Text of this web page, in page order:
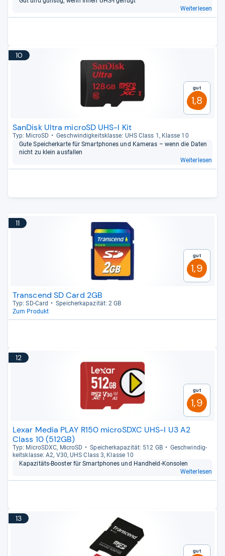
Weiterlesen
10
Gut
1,8
SanDisk Ultra microSD UHS-I Kit
Typ: MicroSD
Geschwin­dig­keits­klasse: UHS Class 1, Klasse 10
Gute Spei­cher­karte für Smart­pho­nes und Kame­ras – wenn die Daten
nicht zu klein aus­fal­len
Weiterlesen
11
Gut
1,9
Transcend SD Card 2GB
Typ: SD-​Card
Spei­cher­ka­pa­zi­tät: 2 GB
Zum Produkt
12
Gut
1,9
Lexar Media PLAY R150 microSDXC UHS-I U3 A2
Class 10 (512GB)
Typ: MicroS­DXC, MicroSD Spei­cher­ka­pa­zi­tät: 512 GB
Geschwin­dig­
keits­klasse: A2, V30, UHS Class 3, Klasse 10
Kapa­zi­täts-​Boos­ter für Smart­pho­nes und Hand­held-​Kon­so­len
Weiterlesen
13
Gut